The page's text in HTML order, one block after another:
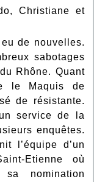
Christiane et
de nouvelles.
sabotages
Rhône. Quant
le Maquis de
de résistante.
service de la
enquêtes.
l’équipe d’un
Etienne où
nomination